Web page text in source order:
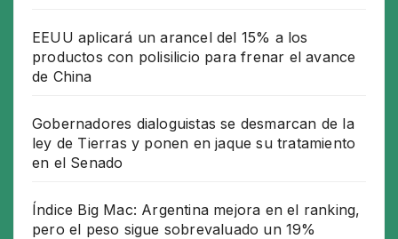
EEUU aplicará un arancel del 15% a los
productos con polisilicio para frenar el avance
de China
Gobernadores dialoguistas se desmarcan de la
ley de Tierras y ponen en jaque su tratamiento
en el Senado
Índice Big Mac: Argentina mejora en el ranking,
pero el peso sigue sobrevaluado un 19%